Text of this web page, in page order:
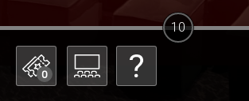
0
10